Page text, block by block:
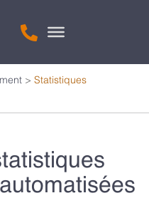
> Statistiques